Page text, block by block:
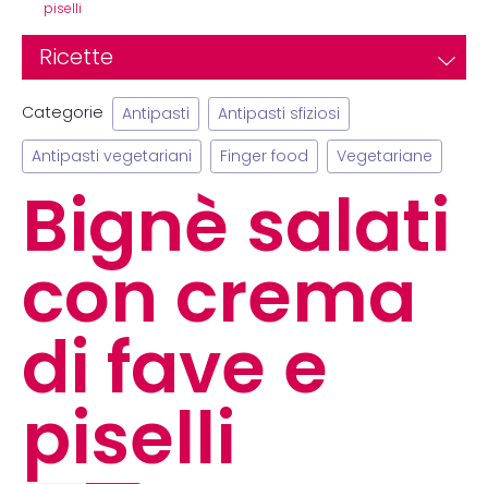
piselli
Ricette
Categorie Antipasti Antipasti sfiziosi
Antipasti vegetariani Finger food Vegetariane
Bignè salati
con crema
di fave e
piselli